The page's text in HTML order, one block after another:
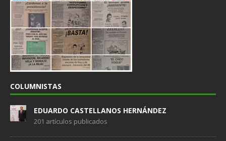
COLUMNISTAS
EDUARDO CASTELLANOS HERNÁNDEZ
201 artículos publicados